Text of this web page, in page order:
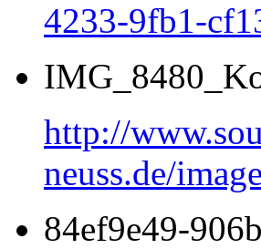
4233-9fb1-
http://
neuss.de/
84ef9e49-